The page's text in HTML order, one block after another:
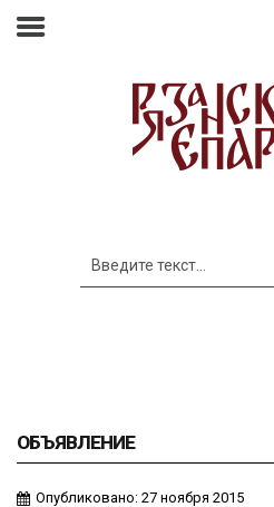
Митрополия
ОБЪЯВЛЕНИЕ
Опубликовано: 27 ноября 2015